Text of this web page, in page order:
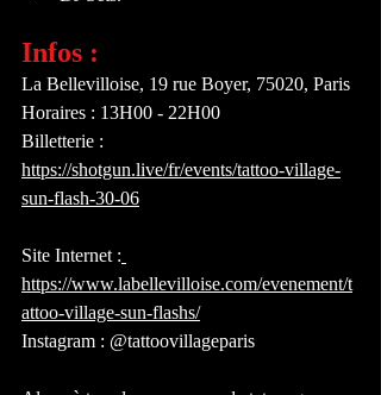
Infos :
La Bellevilloise, 19 rue Boyer, 75020, Paris
Horaires : 13H00 - 22H00
Billetterie :
https://shotgun.live/fr/events/tattoo-village-
sun-flash-30-06
Site Internet :
https://www.labellevilloise.com/evenement/t
attoo-village-sun-flashs/
Instagram : @tattoovillageparis